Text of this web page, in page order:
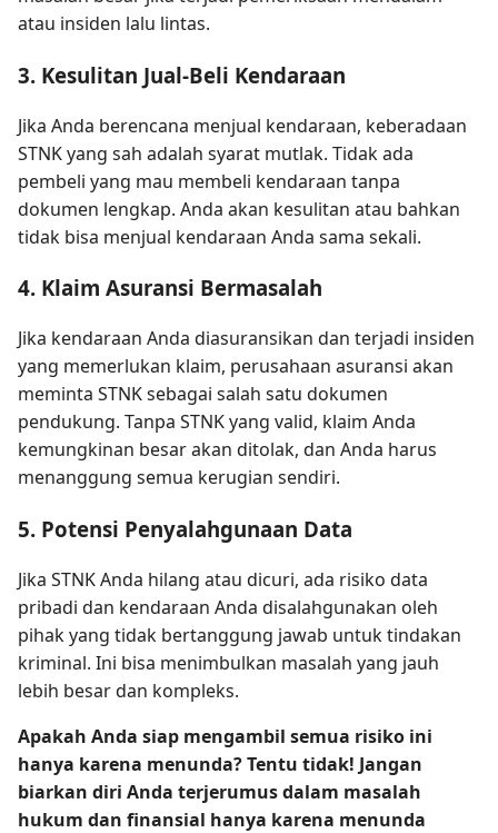
atau insiden lalu lintas.
3. Kesulitan Jual-Beli Kendaraan
Jika Anda berencana menjual kendaraan, keberadaan
STNK yang sah adalah syarat mutlak. Tidak ada
pembeli yang mau membeli kendaraan tanpa
dokumen lengkap. Anda akan kesulitan atau bahkan
tidak bisa menjual kendaraan Anda sama sekali.
4. Klaim Asuransi Bermasalah
Jika kendaraan Anda diasuransikan dan terjadi insiden
yang memerlukan klaim, perusahaan asuransi akan
meminta STNK sebagai salah satu dokumen
pendukung. Tanpa STNK yang valid, klaim Anda
kemungkinan besar akan ditolak, dan Anda harus
menanggung semua kerugian sendiri.
5. Potensi Penyalahgunaan Data
Jika STNK Anda hilang atau dicuri, ada risiko data
pribadi dan kendaraan Anda disalahgunakan oleh
pihak yang tidak bertanggung jawab untuk tindakan
kriminal. Ini bisa menimbulkan masalah yang jauh
lebih besar dan kompleks.
Apakah Anda siap mengambil semua risiko ini
hanya karena menunda? Tentu tidak! Jangan
biarkan diri Anda terjerumus dalam masalah
hukum dan finansial hanya karena menunda